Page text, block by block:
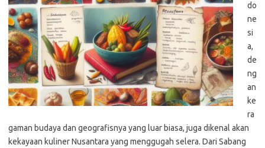
do
ne
si
a,
de
ng
an
ke
ra
gaman budaya dan geografisnya yang luar biasa, juga dikenal akan
kekayaan kuliner Nusantara yang menggugah selera. Dari Sabang